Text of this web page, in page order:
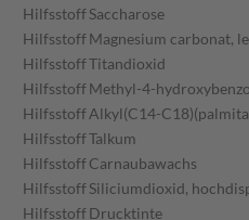
HilfsstoffSaccharose
HilfsstoffMagnesium carbonat,
HilfsstoffTitandioxid
HilfsstoffMethyl-4-
HilfsstoffAlkyl(C14-
HilfsstoffTalkum
HilfsstoffCarnaubawachs
HilfsstoffSiliciumdioxid,
HilfsstoffDrucktinte